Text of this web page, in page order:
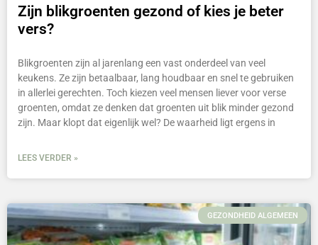
Zijn blikgroenten gezond of kies je beter
vers?
Blikgroenten zijn al jarenlang een vast onderdeel van veel
keukens. Ze zijn betaalbaar, lang houdbaar en snel te gebruiken
in allerlei gerechten. Toch kiezen veel mensen liever voor verse
groenten, omdat ze denken dat groenten uit blik minder gezond
zijn. Maar klopt dat eigenlijk wel? De waarheid ligt ergens in
LEES VERDER »
GEZONDHEID ALGEMEEN